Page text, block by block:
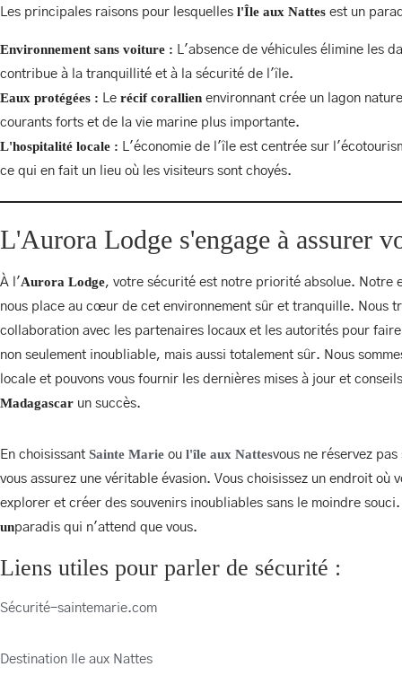
Facebook Instagram (en
Facebook Instagram (en
RETRAITES DE
Facebook Instagram (en
RETRAITES DE
Les principales raisons pour lesquelles l'Île aux Nattes est un
Environnement sans voiture : L'absence de véhicules élimine les
contribue à la tranquillité et à la sécurité de l'île.
Eaux protégées : Le récif corallien environnant crée un lagon
courants forts et de la vie marine plus importante.
L'hospitalité locale : L'économie de l'île est centrée sur
ce qui en fait un lieu où les visiteurs sont choyés.
L'Aurora Lodge s'engage à assurer
À l'Aurora Lodge, votre sécurité est notre priorité absolue. Notre
nous place au cœur de cet environnement sûr et tranquille. Nous
collaboration avec les partenaires locaux et les autorités pour
non seulement inoubliable, mais aussi totalement sûr. Nous
locale et pouvons vous fournir les dernières mises à jour et
Madagascar un succès.
En choisissant Sainte Marie ou l'île aux Nattesvous ne réservez
vous assurez une véritable évasion. Vous choisissez un endroit où
explorer et créer des souvenirs inoubliables sans le moindre
unparadis qui n'attend que vous.
Liens utiles pour parler de sécurité :
Sécurité-saintemarie.com
Destination Ile aux Nattes